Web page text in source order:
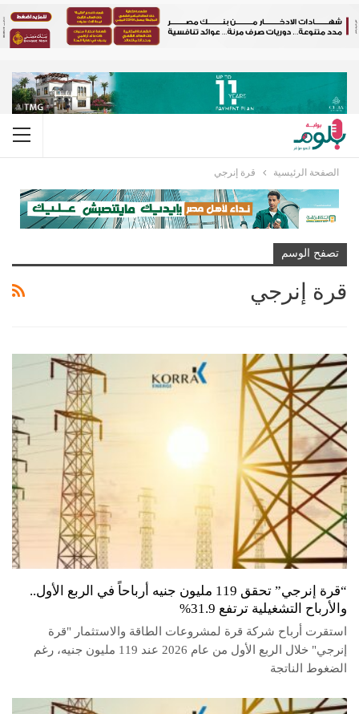
الصفحة الرئيسية قرة إنرجي
تصفح الوسم
قرة إنرجي
“قرة إنرجي” تحقق 119 مليون جنيه أرباحاً في الربع الأول..
والأرباح التشغيلية ترتفع 31.9%
استقرت أرباح شركة قرة لمشروعات الطاقة والاستثمار "قرة
إنرجي" خلال الربع الأول من عام 2026 عند 119 مليون جنيه، رغم
الضغوط الناتجة